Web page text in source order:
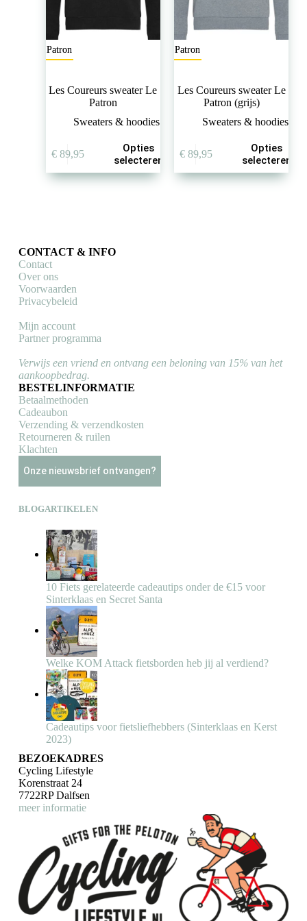
Le Patron
Les Coureurs sweater Le
Patron
Sweaters & hoodies
€89,95
Opties
selecteren
product
meerdere
worden
op
de
productpagina
Le Patron
Les Coureurs sweater Le
Patron (grijs)
Sweaters & hoodies
€89,95
Opties
selecteren
product
meerdere
CONTACT & INFO
Contact
Over ons
Voorwaarden
Privacybeleid
Mijn account
Partner programma
Verwijs een vriend en ontvang een beloning van 15% van het
aankoopbedrag.
BESTELINFORMATIE
Betaalmethoden
Cadeaubon
Verzending & verzendkosten
Retourneren & ruilen
Klachten
Onze nieuwsbrief ontvangen?
BLOGARTIKELEN
10 Fiets gerelateerde cadeautips onder de €15 voor
Sinterklaas en Secret Santa
Welke KOM Attack fietsborden heb jij al verdiend?
Cadeautips voor fietsliefhebbers (Sinterklaas en Kerst
2023)
BEZOEKADRES
Cycling Lifestyle
Korenstraat 24
7722RP Dalfsen
meer informatie